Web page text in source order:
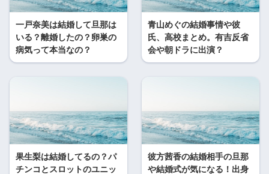
一戸奈美は結婚して旦那は
いる？離婚したの？卵巣の
病気って本当なの？
青山めぐの結婚事情や彼
氏、高校まとめ。有吉反省
会や朝ドラに出演？
果生梨は結婚してるの？パ
チンコとスロットのユニッ
彼方茜香の結婚相手の旦那
や結婚式が気になる！出身